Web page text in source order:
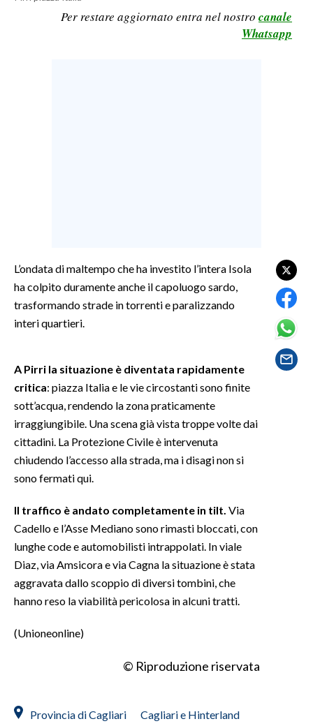
ALTRI SPORT
CULTURA
GOSSIP
SALUTE
SARDEGNA TURISMO
SARDI NEL MONDO
#CARAUNIONE
3 MINUTI CON
NECROLOGI
Per restare aggiornato entra nel nostro canale
Whatsapp
L’ondata di maltempo che ha investito l’intera Isola
ha colpito duramente anche il capoluogo sardo,
trasformando strade in torrenti e paralizzando
interi quartieri.
A Pirri la situazione è diventata rapidamente
critica: piazza Italia e le vie circostanti sono finite
sott’acqua, rendendo la zona praticamente
irraggiungibile. Una scena già vista troppe volte dai
cittadini. La Protezione Civile è intervenuta
chiudendo l’accesso alla strada, ma i disagi non si
sono fermati qui.
Il traffico è andato completamente in tilt. Via
Cadello e l’Asse Mediano sono rimasti bloccati, con
lunghe code e automobilisti intrappolati. In viale
Diaz, via Amsicora e via Cagna la situazione è stata
aggravata dallo scoppio di diversi tombini, che
hanno reso la viabilità pericolosa in alcuni tratti.
(Unioneonline)
© Riproduzione riservata
Provincia di Cagliari Cagliari e Hinterland